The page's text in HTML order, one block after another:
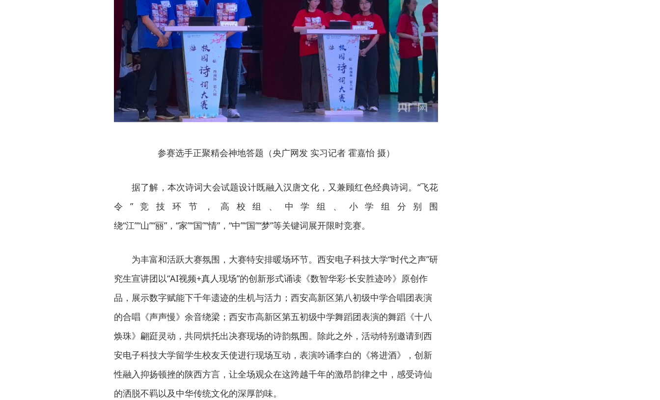
参赛选手正聚精会神地答题（央广网发 实习记者 霍嘉怡 摄）
据了解，本次诗词大会试题设计既融入汉唐文化，又兼顾红色经典诗词。“飞花
令”竞技环节，高校组、中学组、小学组分别围
绕“江”“山”“丽”，“家”“国”“情”，“中”“国”“梦”等关键词展开限时竞赛。
为丰富和活跃大赛氛围，大赛特安排暖场环节。西安电子科技大学“时代之声”研
究生宣讲团以“AI视频+真人现场”的创新形式诵读《数智华彩·长安胜迹吟》原创作
品，展示数字赋能下千年遗迹的生机与活力；西安高新区第八初级中学合唱团表演
的合唱《声声慢》余音绕梁；西安市高新区第五初级中学舞蹈团表演的舞蹈《十八
焕珠》翩跹灵动，共同烘托出决赛现场的诗韵氛围。除此之外，活动特别邀请到西
安电子科技大学留学生校友天使进行现场互动，表演吟诵李白的《将进酒》，创新
性融入抑扬顿挫的陕西方言，让全场观众在这跨越千年的激昂韵律之中，感受诗仙
的洒脱不羁以及中华传统文化的深厚韵味。